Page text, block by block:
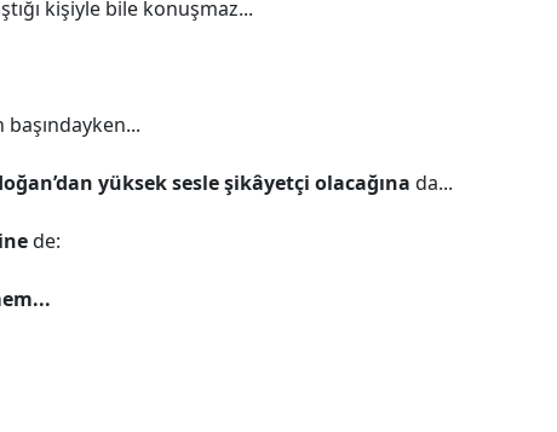
kişiyle bile konuşmaz...
yüksek sesle şikâyetçi olacağınada...
de: